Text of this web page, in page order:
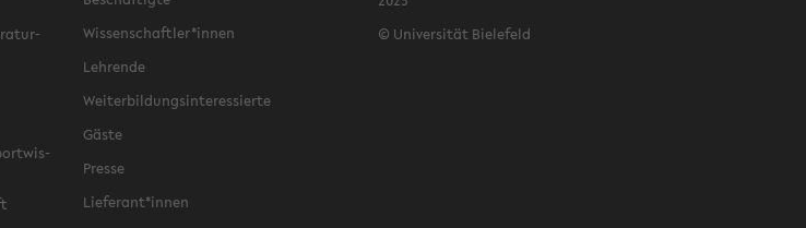
Wis­sen­schaft­ler*innen
Leh­ren­de
Wei­ter­bil­dungs­in­ter­es­sier­te
Gäste
Pres­se
Lie­fe­rant*innen
© Uni­ver­si­tät Bie­le­feld